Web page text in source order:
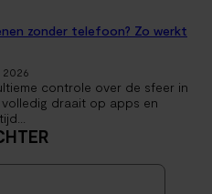
zonder telefoon? Zo werkt
2026
controle over de sfeer in
draait op apps en